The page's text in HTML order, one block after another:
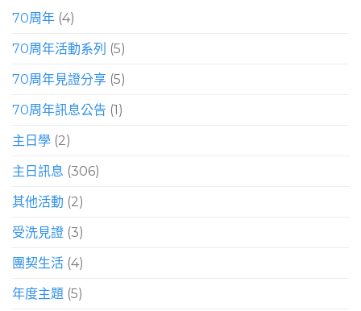
70周年 (4)
70周年活動系列 (5)
70周年見證分享 (5)
70周年訊息公告 (1)
主日學 (2)
主日訊息 (306)
其他活動 (2)
受洗見證 (3)
團契生活 (4)
年度主題 (5)